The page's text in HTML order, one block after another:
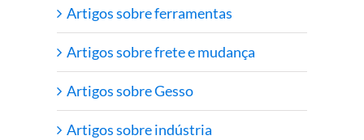
Artigos sobre ferramentas
Artigos sobre frete e mudança
Artigos sobre Gesso
Artigos sobre indústria